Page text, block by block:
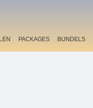
PACKAGES BUNDELS